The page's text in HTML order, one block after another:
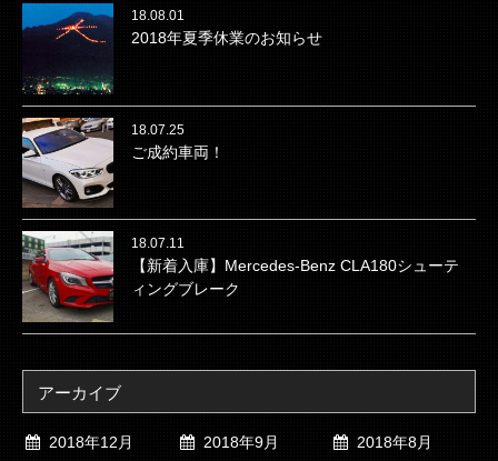
18.08.01
2018年夏季休業のお知らせ
18.07.25
ご成約車両！
18.07.11
【新着入庫】Mercedes-Benz CLA180シューテ
ィングブレーク
アーカイブ
2018年12月 2018年9月 2018年8月